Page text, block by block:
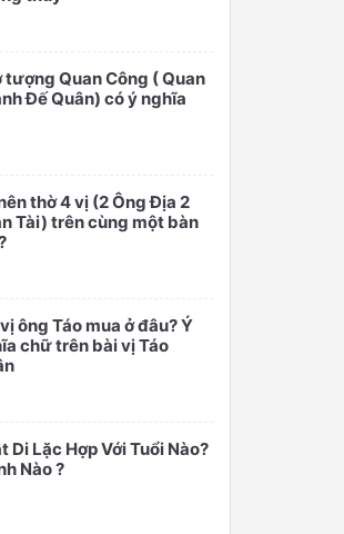
tượng Quan Công ( Quan
Đế Quân) có ý nghĩa
thờ 4 vị (2 Ông Địa 2
Tài) trên cùng một bàn
ông Táo mua ở đâu? Ý
chữ trên bài vị Táo
Di Lặc Hợp Với Tuổi Nào?
Nào ?